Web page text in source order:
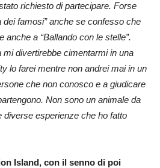
richiesto di partecipare. Forse
dei famosi” anche se confesso che
anche a “Ballando con le stelle”.
mi divertirebbe cimentarmi in una
lo farei mentre non andrei mai in un
che non conosco e a giudicare
Non sono un animale da
diverse esperienze che ho fatto
Island, con il senno di poi